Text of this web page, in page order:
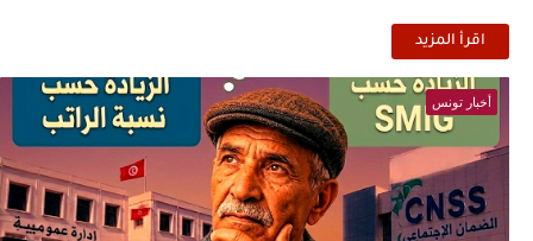
اقرأ المزيد
أخبار تونس